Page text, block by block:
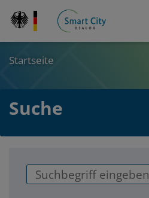
zum
Startseite
Suche
main
Zum
Seitenbereich
Zum
Hauptinhalt